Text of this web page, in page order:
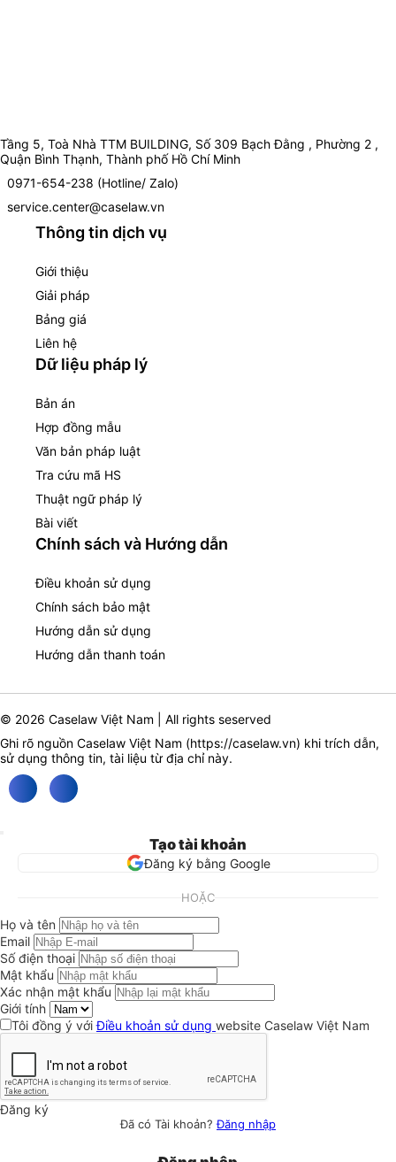
Tầng 5, Toà Nhà TTM BUILDING, Số 309 Bạch Đằng , Phường 2 ,
Quận Bình Thạnh, Thành phố Hồ Chí Minh
0971-654-238 (Hotline/ Zalo)
service.center@caselaw.vn
Thông tin dịch vụ
Giới thiệu
Giải pháp
Bảng giá
Liên hệ
Dữ liệu pháp lý
Bản án
Hợp đồng mẫu
Văn bản pháp luật
Tra cứu mã HS
Thuật ngữ pháp lý
Bài viết
Chính sách và Hướng dẫn
Điều khoản sử dụng
Chính sách bảo mật
Hướng dẫn sử dụng
Hướng dẫn thanh toán
© 2026 Caselaw Việt Nam | All rights seserved
Ghi rõ nguồn Caselaw Việt Nam (https://caselaw.vn) khi trích dẫn,
sử dụng thông tin, tài liệu từ địa chỉ này.
Tạo tài khoản
Đăng ký bằng Google
HOẶC
Họ và tên
Email
Số điện thoại
Mật khẩu
Xác nhận mật khẩu
Giới tính
Tôi đồng ý vớiĐiều khoản sử dụng website Caselaw Việt Nam
Đăng ký
Đã có Tài khoản?Đăng nhập